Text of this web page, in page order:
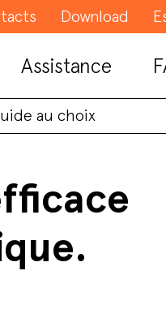
Download
Assistance
au choix